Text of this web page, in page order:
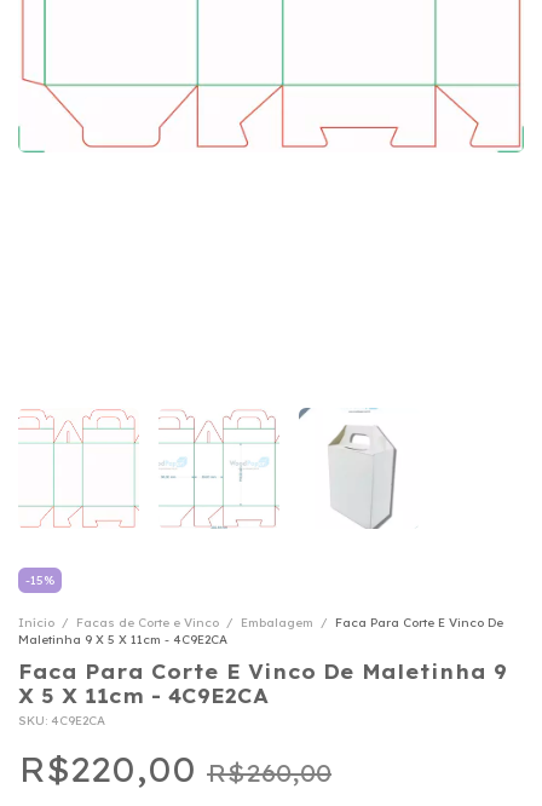
-15%
Início / Facas de Corte e Vinco / Embalagem /
Faca Para Corte E Vinco De
Maletinha 9 X 5 X 11cm - 4C9E2CA
Faca Para Corte E Vinco De Maletinha 9
X 5 X 11cm - 4C9E2CA
SKU: 4C9E2CA
R$220,00 R$260,00